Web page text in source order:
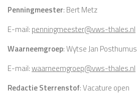
Penningmeester: Bert Metz
E-mail: penningmeester@vws-thales.nl
Waarneemgroep: Wytse Jan Posthumus
E-mail:waarneemgroep@vws-thales.nl
Redactie Sterrenstof: Vacature open